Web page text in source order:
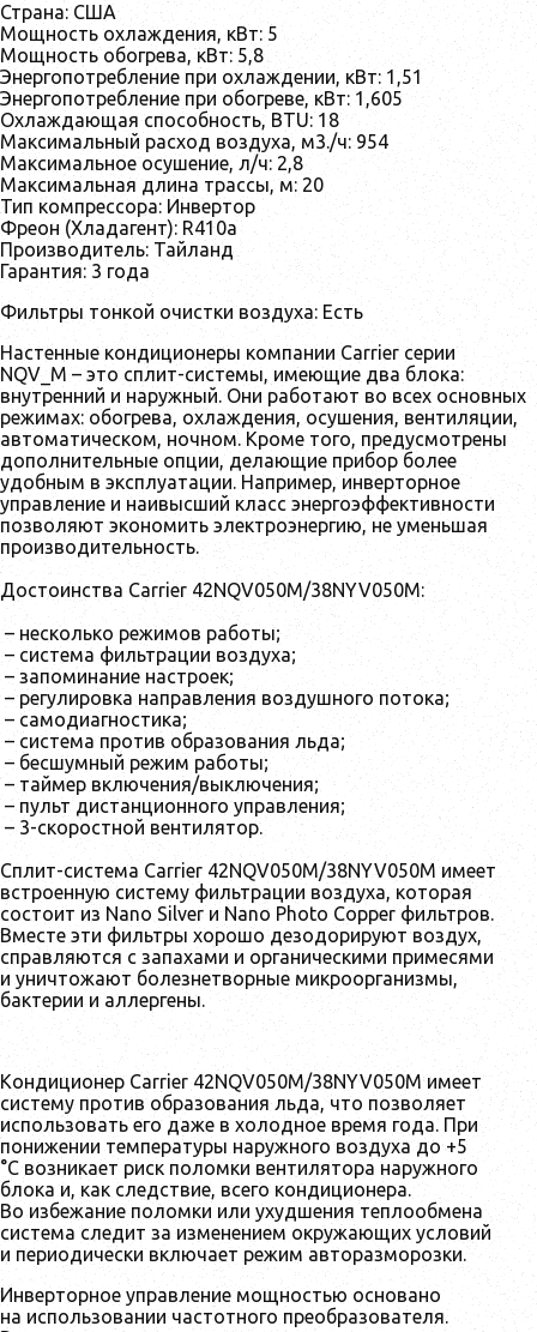
Страна: США
Мощность охлаждения, кВт: 5
Мощность обогрева, кВт: 5,8
Энергопотребление при охлаждении, кВт: 1,51
Энергопотребление при обогреве, кВт: 1,605
Охлаждающая способность, BTU: 18
Максимальный расход воздуха, м3./ч: 954
Максимальное осушение, л/ч: 2,8
Максимальная длина трассы, м: 20
Тип компрессора: Инвертор
Фреон (Хладагент): R410a
Производитель: Тайланд
Гарантия: 3 года
Фильтры тонкой очистки воздуха: Есть
Настенные кондиционеры компании Carrier серии
NQV_M – это сплит-системы, имеющие два блока:
внутренний и наружный. Они работают во всех основных
режимах: обогрева, охлаждения, осушения, вентиляции,
автоматическом, ночном. Кроме того, предусмотрены
дополнительные опции, делающие прибор более
удобным в эксплуатации. Например, инверторное
управление и наивысший класс энергоэффективности
позволяют экономить электроэнергию, не уменьшая
производительность.
Достоинства Carrier 42NQV050M/38NYV050M:
– несколько режимов работы;
– система фильтрации воздуха;
– запоминание настроек;
– регулировка направления воздушного потока;
– самодиагностика;
– система против образования льда;
– бесшумный режим работы;
– таймер включения/выключения;
– пульт дистанционного управления;
– 3-скоростной вентилятор.
Сплит-система Carrier 42NQV050M/38NYV050M имеет
встроенную систему фильтрации воздуха, которая
состоит из Nano Silver и Nano Photo Copper фильтров.
Вместе эти фильтры хорошо дезодорируют воздух,
справляются с запахами и органическими примесями
и уничтожают болезнетворные микроорганизмы,
бактерии и аллергены.
Кондиционер Carrier 42NQV050M/38NYV050M имеет
систему против образования льда, что позволяет
использовать его даже в холодное время года. При
понижении температуры наружного воздуха до +5
°С возникает риск поломки вентилятора наружного
блока и, как следствие, всего кондиционера.
Во избежание поломки или ухудшения теплообмена
система следит за изменением окружающих условий
и периодически включает режим авторазморозки.
Инверторное управление мощностью основано
на использовании частотного преобразователя.